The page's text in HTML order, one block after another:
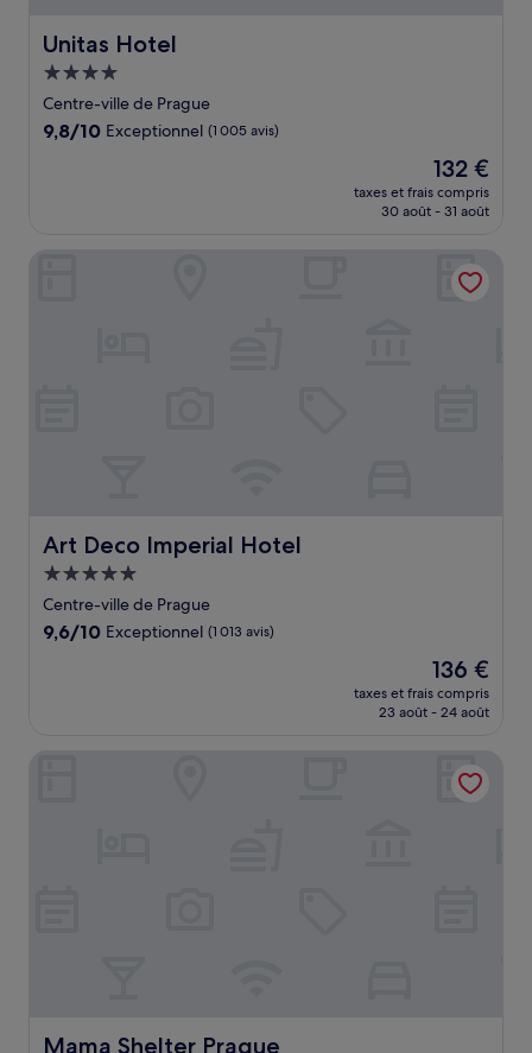
Unitas Hotel
Unitas Hotel
Hébergement
4.0 étoiles
Centre-ville de Prague
9.8
9,8/10 Exceptionnel (1 005 avis)
Le
nouveau
prix
de
132 €
132 €
taxes et frais compris
30 août - 31 août
Art Deco Imperial Hotel
Art Deco Imperial Hotel
Hébergement
5.0 étoiles
Centre-ville de Prague
9.6
9,6/10 Exceptionnel (1 013 avis)
Le
nouveau
prix
de
136 €
136 €
taxes et frais compris
23 août - 24 août
Mama Shelter Prague
Mama Shelter Prague